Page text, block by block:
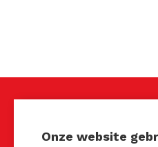
Techniek
Onze website